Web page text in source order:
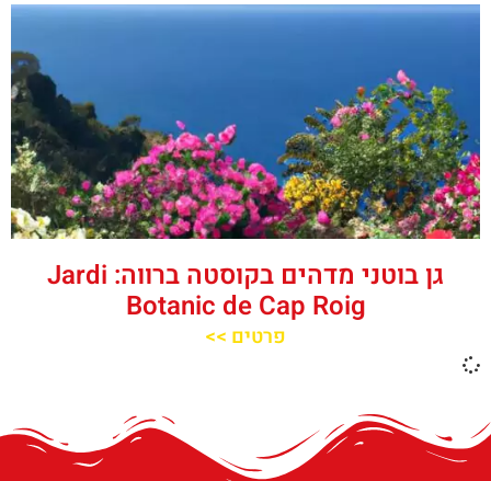
גן בוטני מדהים בקוסטה ברווה: Jardi
Botanic de Cap Roig
פרטים >>